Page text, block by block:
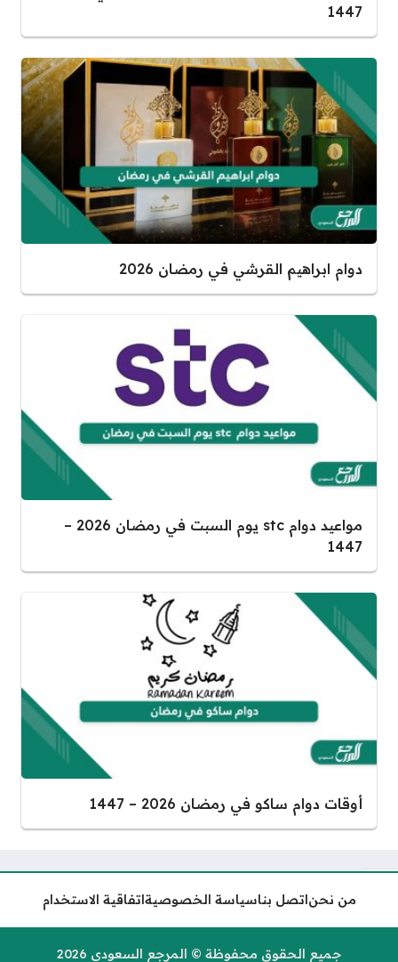
1447
دوام ابراهيم القرشي في رمضان 2026
مواعيد دوام stc يوم السبت في رمضان 2026 –
1447
أوقات دوام ساكو في رمضان 2026 – 1447
من نحناتصل بناسياسة الخصوصيةاتفاقية الاستخدام
جميع الحقوق محفوظة © المرجع السعودي 2026
طريقة الغاء البريد الصوتي زين
السعودية 2026